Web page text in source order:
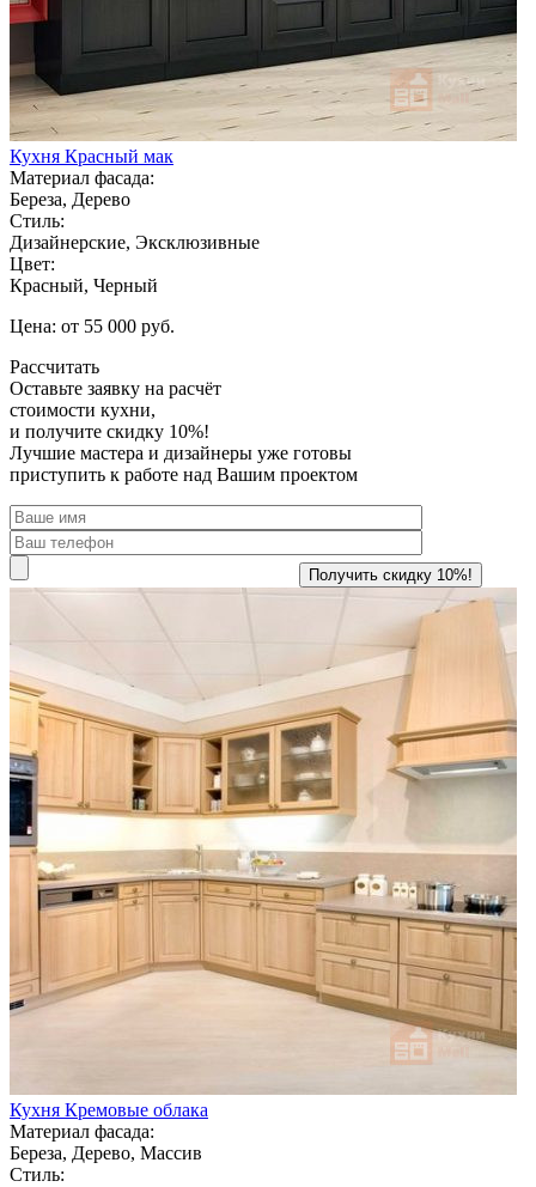
Кухня Красный мак
Материал фасада:
Береза, Дерево
Стиль:
Дизайнерские, Эксклюзивные
Цвет:
Красный, Черный
Цена: от 55 000 руб.
Рассчитать
Оставьте заявку на расчёт
стоимости кухни,
и получите скидку 10%!
Лучшие мастера и дизайнеры уже готовы
приступить к работе над Вашим проектом
Кухня Кремовые облака
Материал фасада:
Береза, Дерево, Массив
Стиль: